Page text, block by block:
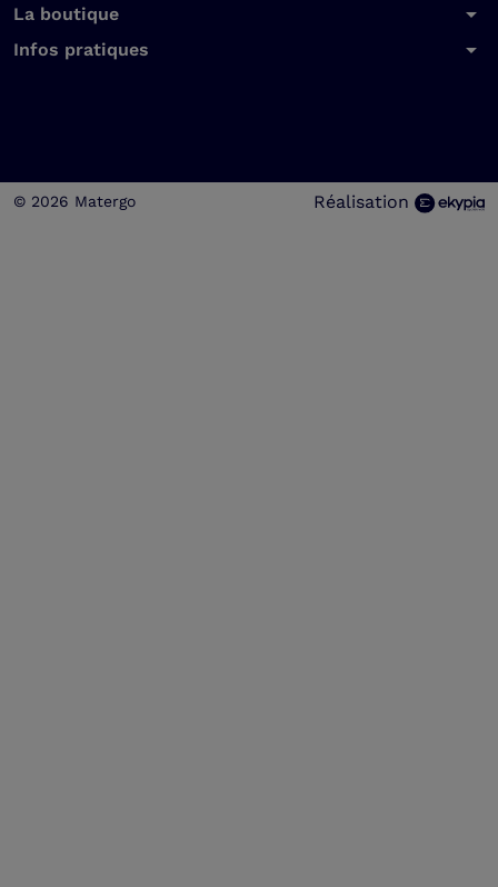
La boutique arrow_drop_down
Infos pratiques arrow_drop_down
© 2026 Matergo Réalisation